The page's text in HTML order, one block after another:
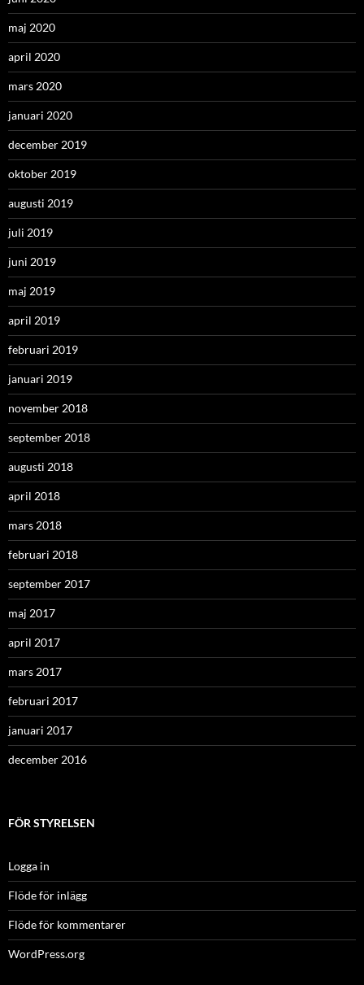
maj 2020
april 2020
mars 2020
januari 2020
december 2019
oktober 2019
augusti 2019
juli 2019
juni 2019
maj 2019
april 2019
februari 2019
januari 2019
november 2018
september 2018
augusti 2018
april 2018
mars 2018
februari 2018
september 2017
maj 2017
april 2017
mars 2017
februari 2017
januari 2017
december 2016
FÖR STYRELSEN
Logga in
Flöde för inlägg
Flöde för kommentarer
WordPress.org